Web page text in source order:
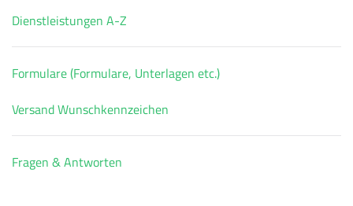
Dienstleistungen A-Z
Formulare (Formulare, Unterlagen etc.)
Versand Wunschkennzeichen
Fragen & Antworten